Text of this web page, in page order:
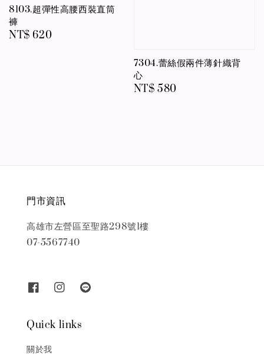
8103.超彈性高腰西裝直筒
褲
Regular
NT$ 620
7304.蕾絲假兩件薄針織背
心
Regular
NT$ 580
門市資訊
高雄市左營區至聖路298號1樓
07-5567740
Quick links
關於我